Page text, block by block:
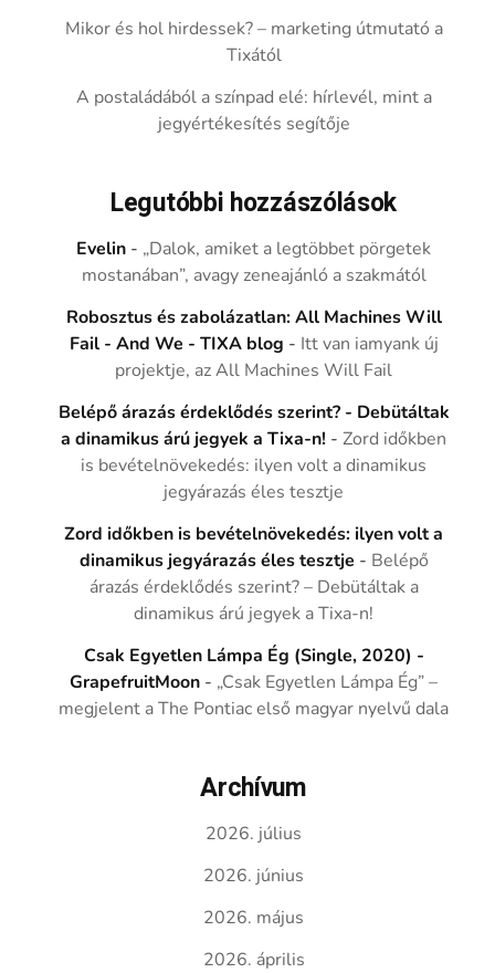
Mikor és hol hirdessek? – marketing útmutató a
Tixától
A postaládából a színpad elé: hírlevél, mint a
jegyértékesítés segítője
Legutóbbi hozzászólások
Evelin - „Dalok, amiket a legtöbbet pörgetek
mostanában”, avagy zeneajánló a szakmától
Robosztus és zabolázatlan: All Machines Will
Fail - And We - TIXA blog - Itt van iamyank új
projektje, az All Machines Will Fail
Belépő árazás érdeklődés szerint? - Debütáltak
a dinamikus árú jegyek a Tixa-n! -Zord időkben
is bevételnövekedés: ilyen volt a dinamikus
jegyárazás éles tesztje
Zord időkben is bevételnövekedés: ilyen volt a
dinamikus jegyárazás éles tesztje - Belépő
árazás érdeklődés szerint? – Debütáltak a
dinamikus árú jegyek a Tixa-n!
Csak Egyetlen Lámpa Ég (Single, 2020) -
GrapefruitMoon - „Csak Egyetlen Lámpa Ég” –
megjelent a The Pontiac első magyar nyelvű dala
Archívum
2026. július
2026. június
2026. május
2026. április